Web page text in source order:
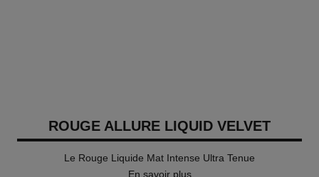
ROUGE ALLURE LIQUID VELVET
Le Rouge Liquide Mat Intense Ultra Tenue
En savoir plus